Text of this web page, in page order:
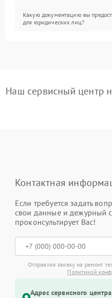
Какую документацию вы
для юридических лиц?
Наш сервисный центр
Контактная
Если требуется задать
свои данные и дежурный
проконсультирует Вас!
Отправляя заявку на ремонт
Политикой
Адрес сервисного